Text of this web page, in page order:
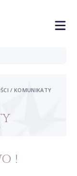
/ KOMUNIKATY
!